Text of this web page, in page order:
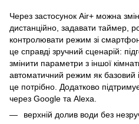
Через застосунок Air+ можна
дистанційно, задавати таймер,
контролювати режим зі
це справді зручний сценарій:
змінити параметри з іншої
автоматичний режим як базовий
це потрібно. Додатково
через Google та Alexa.
верхній долив води без